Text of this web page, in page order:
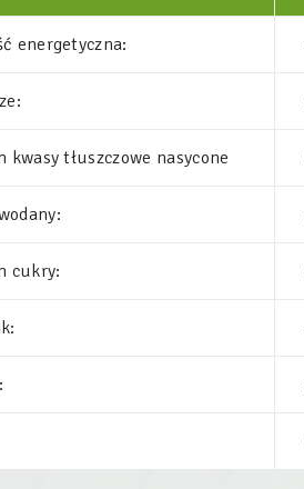
energetyczna:
kwasy tłuszczowe nasycone
cukry: